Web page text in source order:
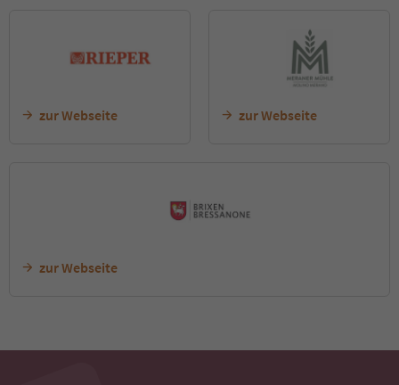
zur Webseite zur Webseite
zur Webseite